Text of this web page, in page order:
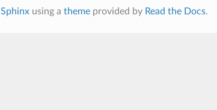
Sphinxusing a themeprovided by Read the Docs.